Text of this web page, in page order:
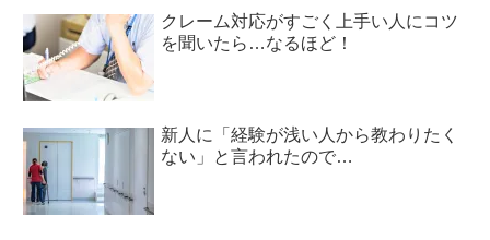
クレーム対応がすごく上手い人にコツ
を聞いたら…なるほど！
新人に「経験が浅い人から教わりたく
ない」と言われたので…